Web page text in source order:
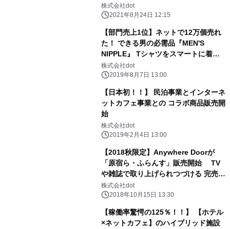
始まった業界初商品が 【累計販売数
15万個突破】
株式会社dot
2021年8月24日 12:15
【部門売上1位】ネットで12万個売れ
た！ できる男の必需品『MEN'S
NIPPLE』 Tシャツをスマートに着こ
なすメンズ専用 ニップレスシールがこ
の夏 オフラインで手に取れる
株式会社dot
2019年8月7日 13:00
【日本初！！】 民泊事業とインターネ
ットカフェ事業との コラボ商品販売開
始
株式会社dot
2019年2月4日 13:00
【2018秋限定】Anywhere Doorが
「原宿ら・ふらんす」販売開始 TV
や雑誌で取り上げられつづける 完売必
至の「原宿ふるーつ」シリーズから今
だけの新商品
株式会社dot
2018年10月15日 13:30
【稼働率驚愕の125％！！】 【ホテル
×ネットカフェ】のハイブリッド施設